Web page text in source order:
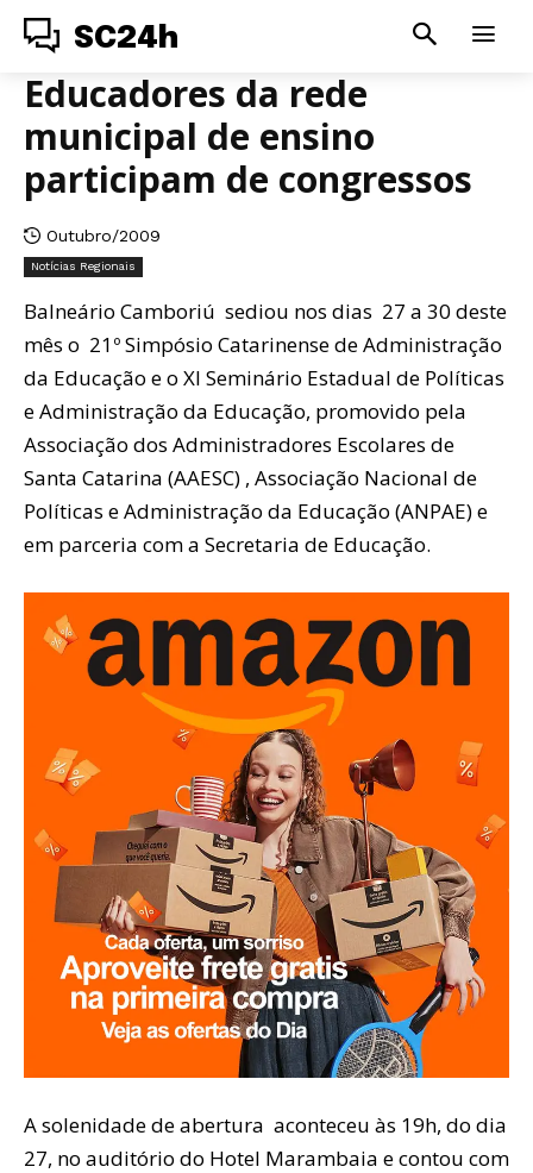
SC24h
Educadores da rede
municipal de ensino
participam de congressos
Outubro/2009
Notícias Regionais
Balneário Camboriú sediou nos dias 27 a 30 deste
mês o 21º Simpósio Catarinense de Administração
da Educação e o XI Seminário Estadual de Políticas
e Administração da Educação, promovido pela
Associação dos Administradores Escolares de
Santa Catarina (AAESC) , Associação Nacional de
Políticas e Administração da Educação (ANPAE) e
em parceria com a Secretaria de Educação.
A solenidade de abertura aconteceu às 19h, do dia
27, no auditório do Hotel Marambaia e contou com